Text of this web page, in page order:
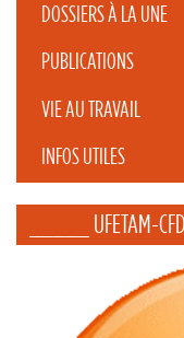
DOSSIERS À LA UNE
PUBLICATIONS
VIE AU TRAVAIL
INFOS UTILES
_____ UFETAM-